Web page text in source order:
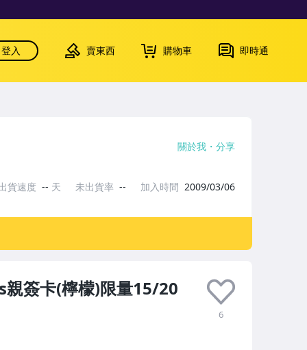
登入 賣東西 購物車 即時通
簽卡(檸檬)限量15/20
6
關於我 分享
貨速度 -- 天 未出貨率 -- 加入時間 2009/03/06